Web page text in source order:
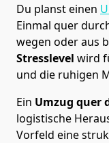
Du planst einen
Einmal quer
wegen oder aus
Stresslevel wird
und die ruhigen
Ein Umzug quer
logistische
Vorfeld eine